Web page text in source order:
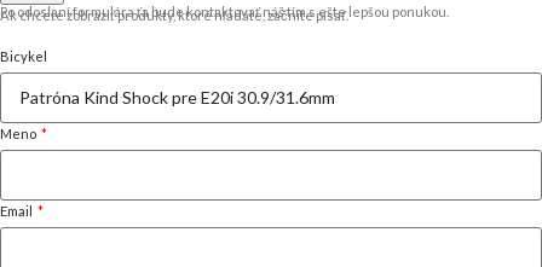
Ak chcete zobraziť produkty, ktoré hľadáte, začnite písať.
Po odoslaní formulára ťa bude kontaktovať náš tím s ešte lepšou ponukou.
Bicykel
Meno
Email